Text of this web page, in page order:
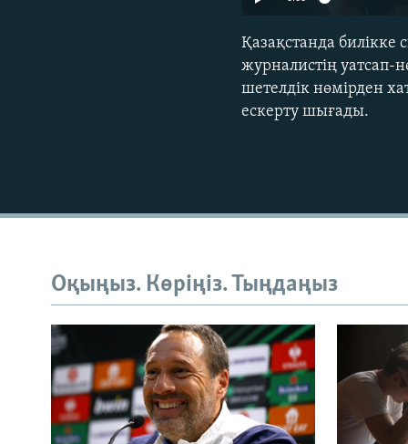
Қазақстанда
журналистің уатсап-
шетелдік нөмірден
ескерту шығады.
Оқыңыз. Көріңіз. Тыңдаңыз